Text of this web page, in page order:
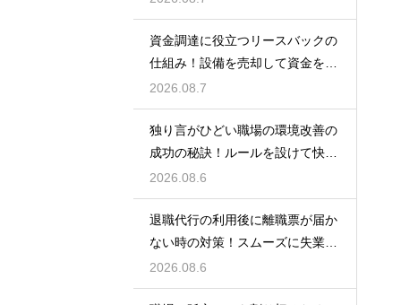
資金調達に役立つリースバックの
仕組み！設備を売却して資金を得
る方法
2026.08.7
独り言がひどい職場の環境改善の
成功の秘訣！ルールを設けて快適
な空間を作る
2026.08.6
退職代行の利用後に離職票が届か
ない時の対策！スムーズに失業保
険をもらう
2026.08.6